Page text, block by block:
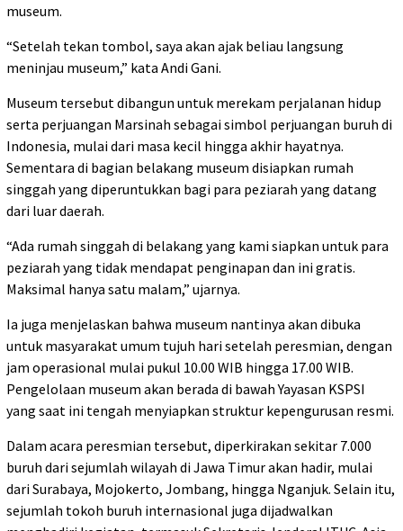
museum.
“Setelah tekan tombol, saya akan ajak beliau langsung
meninjau museum,” kata Andi Gani.
Museum tersebut dibangun untuk merekam perjalanan hidup
serta perjuangan Marsinah sebagai simbol perjuangan buruh di
Indonesia, mulai dari masa kecil hingga akhir hayatnya.
Sementara di bagian belakang museum disiapkan rumah
singgah yang diperuntukkan bagi para peziarah yang datang
dari luar daerah.
“Ada rumah singgah di belakang yang kami siapkan untuk para
peziarah yang tidak mendapat penginapan dan ini gratis.
Maksimal hanya satu malam,” ujarnya.
Ia juga menjelaskan bahwa museum nantinya akan dibuka
untuk masyarakat umum tujuh hari setelah peresmian, dengan
jam operasional mulai pukul 10.00 WIB hingga 17.00 WIB.
Pengelolaan museum akan berada di bawah Yayasan KSPSI
yang saat ini tengah menyiapkan struktur kepengurusan resmi.
Dalam acara peresmian tersebut, diperkirakan sekitar 7.000
buruh dari sejumlah wilayah di Jawa Timur akan hadir, mulai
dari Surabaya, Mojokerto, Jombang, hingga Nganjuk. Selain itu,
sejumlah tokoh buruh internasional juga dijadwalkan